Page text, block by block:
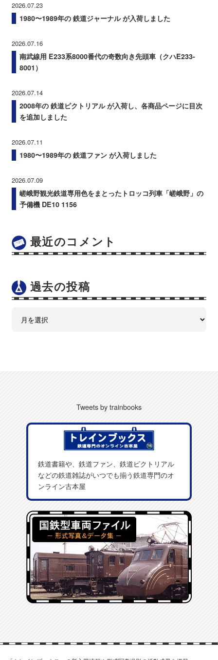
2026.07.23
1980〜1989年の 鉄道ジャーナル が入荷しました
2026.07.16
南武線用 E233系8000番代の奇数向き先頭車（クハE233-
8001）
2026.07.14
2008年の 鉄道ピクトリアル が入荷し、各商品ページに目次
を追加しました
2026.07.11
1980〜1989年の 鉄道ファン が入荷しました
2026.07.09
嵯峨野観光鉄道専用色をまとったトロッコ列車「嵯峨野」の
予備機 DE10 1156
最近のコメント
過去の投稿
Tweets by trainbooks
鉄道書籍や、鉄道ファン、鉄道ピクトリアル
などの鉄道雑誌がいつでも揃う鉄道専門のオ
ンライン古本屋